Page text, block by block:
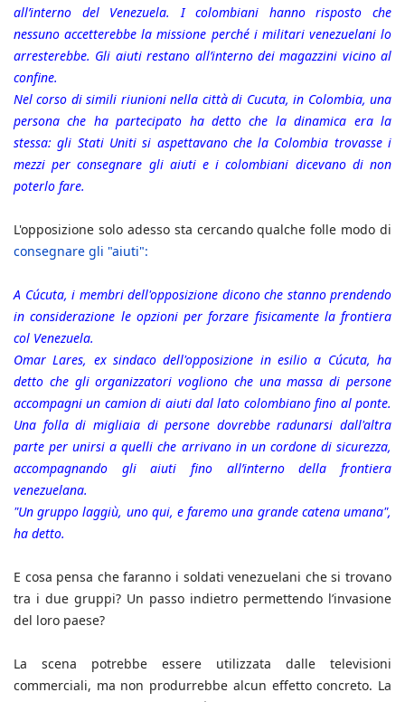
all’interno del Venezuela. I colombiani hanno risposto che
nessuno accetterebbe la missione perché i militari venezuelani lo
arresterebbe. Gli aiuti restano all’interno dei magazzini vicino al
confine.
Nel corso di simili riunioni nella città di Cucuta, in Colombia, una
persona che ha partecipato ha detto che la dinamica era la
stessa: gli Stati Uniti si aspettavano che la Colombia trovasse i
mezzi per consegnare gli aiuti e i colombiani dicevano di non
poterlo fare.
L'opposizione solo adesso sta cercando qualche folle modo di
consegnare gli "aiuti":
A Cúcuta, i membri dell'opposizione dicono che stanno prendendo
in considerazione le opzioni per forzare fisicamente la frontiera
col Venezuela.
Omar Lares, ex sindaco dell'opposizione in esilio a Cúcuta, ha
detto che gli organizzatori vogliono che una massa di persone
accompagni un camion di aiuti dal lato colombiano fino al ponte.
Una folla di migliaia di persone dovrebbe radunarsi dall'altra
parte per unirsi a quelli che arrivano in un cordone di sicurezza,
accompagnando gli aiuti fino all’interno della frontiera
venezuelana.
"Un gruppo laggiù, uno qui, e faremo una grande catena umana",
ha detto.
E cosa pensa che faranno i soldati venezuelani che si trovano
tra i due gruppi? Un passo indietro permettendo l’invasione
del loro paese?
La scena potrebbe essere utilizzata dalle televisioni
commerciali, ma non produrrebbe alcun effetto concreto. La